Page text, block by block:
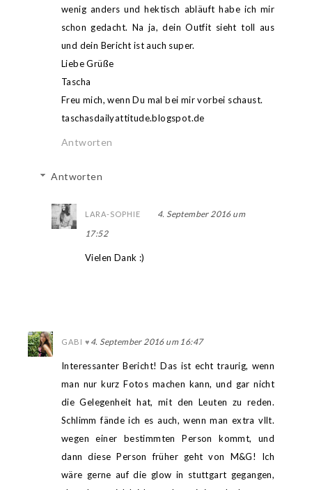
wenig anders und hektisch abläuft habe ich mir
schon gedacht. Na ja, dein Outfit sieht toll aus
und dein Bericht ist auch super.
Liebe Grüße
Tascha
Freu mich, wenn Du mal bei mir vorbei schaust.
taschasdailyattitude.blogspot.de
Antworten
Antworten
LARA-SOPHIE
4. September 2016 um
17:52
Vielen Dank :)
GABI ♥ 4. September 2016 um 16:47
Interessanter Bericht! Das ist echt traurig, wenn
man nur kurz Fotos machen kann, und gar nicht
die Gelegenheit hat, mit den Leuten zu reden.
Schlimm fände ich es auch, wenn man extra vllt.
wegen einer bestimmten Person kommt, und
dann diese Person früher geht von M&G! Ich
wäre gerne auf die glow in stuttgart gegangen,